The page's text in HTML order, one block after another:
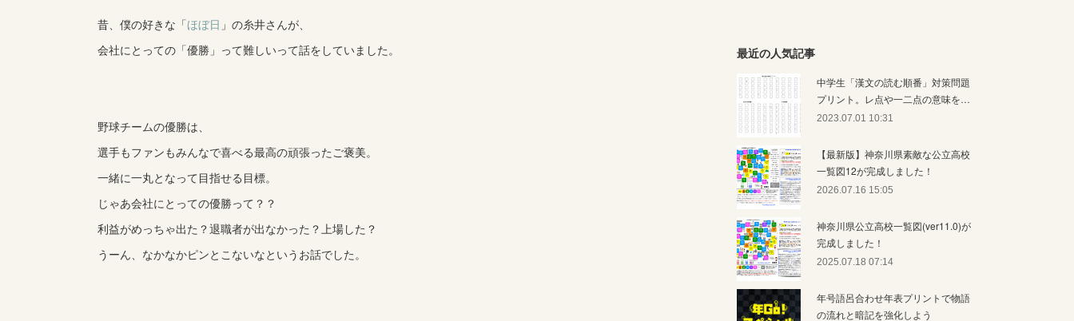
昔、僕の好きな「ほぼ日 」の糸井さんが、
会社にとっての「優勝」って難しいって話をしていました。
野球チームの優勝は、
選手もファンもみんなで喜べる最高の頑張ったご褒美。
一緒に一丸となって目指せる目標。
じゃあ会社にとっての優勝って？？
利益がめっちゃ出た？退職者が出なかった？上場した？
うーん、なかなかピンとこないなというお話でした。
最近の人気記事
中学生「漢文の読む順番」対策問題
プリント。レ点や一二点の意味を…
2023.07.01 10:31
【最新版】神奈川県素敵な公立高校
一覧図12が完成しました！
2026.07.16 15:05
神奈川県公立高校一覧図(ver11.0)が
完成しました！
2025.07.18 07:14
年号語呂合わせ年表プリントで物語
の流れと暗記を強化しよう